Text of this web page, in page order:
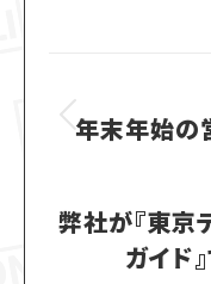
年末年始の
弊社が『東京
ガイド